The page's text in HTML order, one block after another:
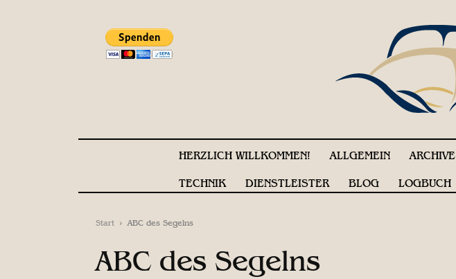
HERZLICH WILLKOMMEN! ALLGEMEIN ARCHIVE
TECHNIK DIENSTLEISTER BLOG LOGBUCH
Start ABC des Segelns
ABC des Segelns